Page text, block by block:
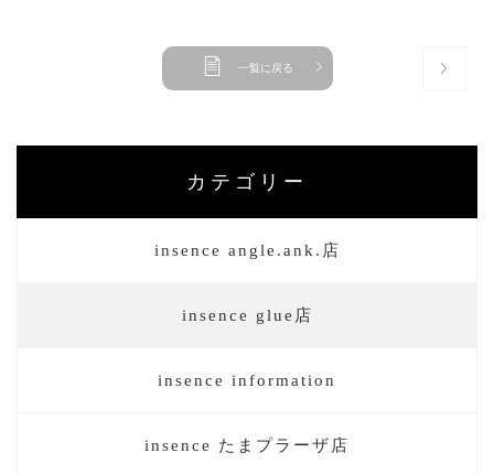
一覧に戻る
カテゴリー
insence angle.ank.店
insence glue店
insence information
insence たまプラーザ店